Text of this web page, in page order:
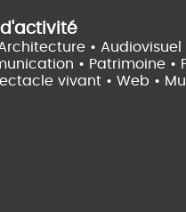
• Audiovisuel
• Patrimoine •
vivant • Web •